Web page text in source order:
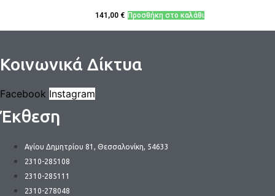
σελίδα
141,00 € Προσθήκη στο καλάθι
Κοινωνικά Δίκτυα
Facebook Instagram
Έκθεση
Αγίου Δημητρίου 81, Θεσσαλονίκη, 54633
2310-285108
2310-285111
2310-278048